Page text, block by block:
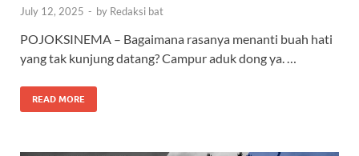
July 12, 2025 - by Redaksi bat
POJOKSINEMA – Bagaimana rasanya menanti buah hati
yang tak kunjung datang? Campur aduk dong ya. …
READ MORE